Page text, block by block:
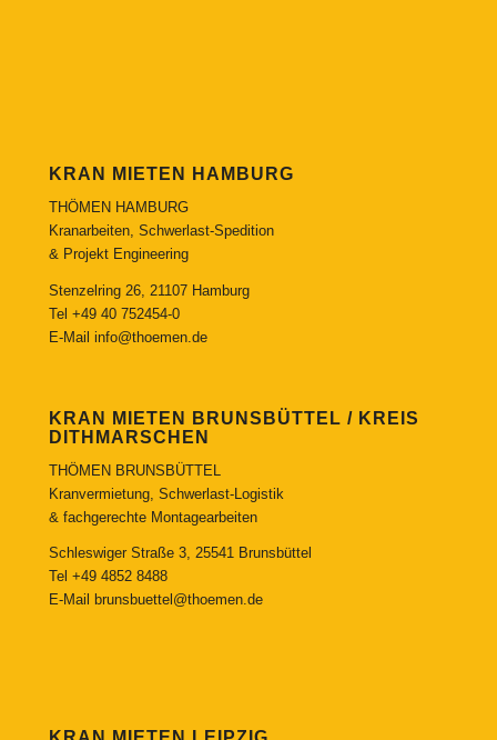
KRAN MIETEN HAMBURG
THÖMEN HAMBURG
Kranarbeiten, Schwerlast-Spedition
& Projekt Engineering
Stenzelring 26, 21107 Hamburg
Tel +49 40 752454-0
E-Mail info@thoemen.de
KRAN MIETEN BRUNSBÜTTEL / KREIS
DITHMARSCHEN
THÖMEN BRUNSBÜTTEL
Kranvermietung, Schwerlast-Logistik
& fachgerechte Montagearbeiten
Schleswiger Straße 3, 25541 Brunsbüttel
Tel +49 4852 8488
E-Mail
brunsbuettel@thoemen.de